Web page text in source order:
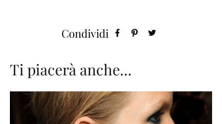
Condividi
Ti piacerà anche...